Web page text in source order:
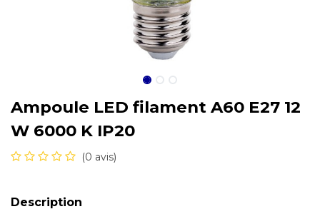
Ampoule LED filament A60 E27 12
W 6000 K IP20
(0 avis)
Description